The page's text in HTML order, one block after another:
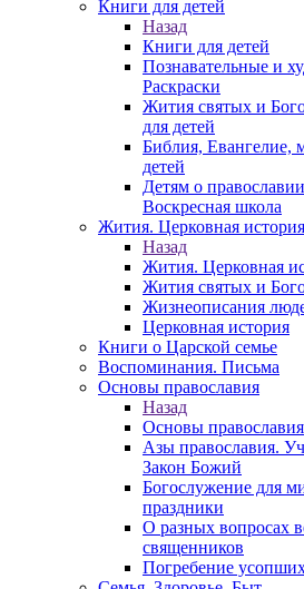
Книги для детей
Назад
Книги для детей
Познавательные и
Раскраски
Жития святых и
для детей
Библия, Евангелие,
детей
Детям о
Воскресная школа
Жития. Церковная история
Назад
Жития. Церковная
Жития святых и
Жизнеописания
Церковная история
Книги о Царской семье
Воспоминания. Письма
Основы православия
Назад
Основы православия
Азы православия.
Закон Божий
Богослужение для
праздники
О разных вопросах
священников
Погребение